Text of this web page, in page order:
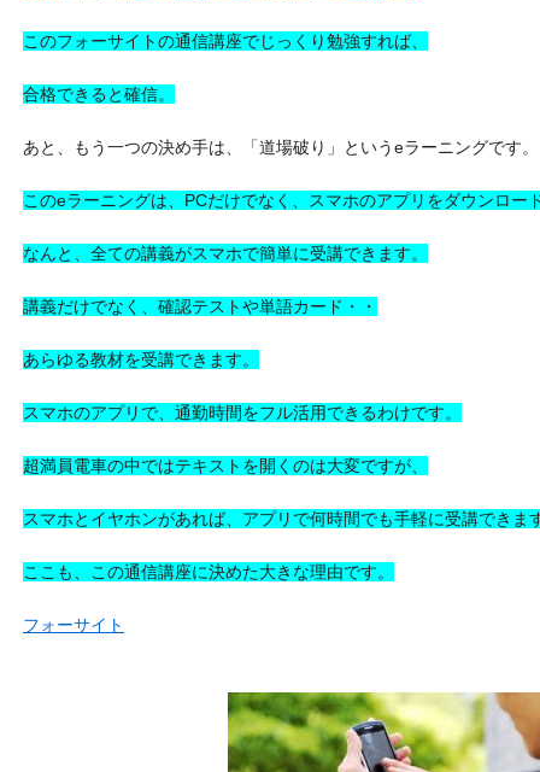
このフォーサイトの通信講座でじっくり勉強すれば、
合格できると確信。
あと、もう一つの決め手は、「道場破り」というeラーニングです。
このeラーニングは、PCだけでなく、スマホのアプリをダウンロー
なんと、全ての講義がスマホで簡単に受講できます。
講義だけでなく、確認テストや単語カード・・
あらゆる教材を受講できます。
スマホのアプリで、通勤時間をフル活用できるわけです。
超満員電車の中ではテキストを開くのは大変ですが、
スマホとイヤホンがあれば、アプリで何時間でも手軽に受講できま
ここも、この通信講座に決めた大きな理由です。
フォーサイト